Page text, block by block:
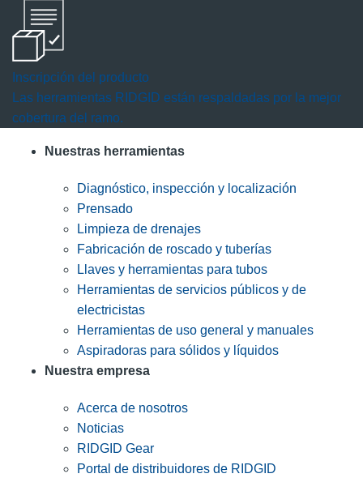
Inscripción del producto
Las herramientas RIDGID están respaldadas por la mejor
cobertura del ramo.
Nuestras herramientas
Diagnóstico, inspección y localización
Prensado
Limpieza de drenajes
Fabricación de roscado y tuberías
Llaves y herramientas para tubos
Herramientas de servicios públicos y de
electricistas
Herramientas de uso general y manuales
Aspiradoras para sólidos y líquidos
Nuestra empresa
Acerca de nosotros
Noticias
RIDGID Gear
Portal de distribuidores de RIDGID